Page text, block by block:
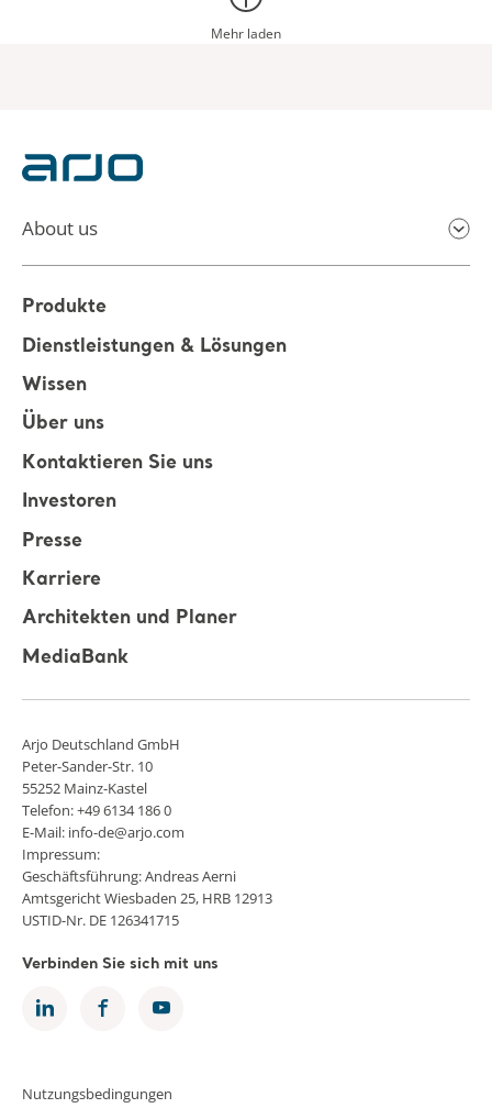
Mehr laden
About us
Produkte
Dienstleistungen & Lösungen
Wissen
Über uns
Kontaktieren Sie uns
Investoren
Presse
Karriere
Architekten und Planer
MediaBank
Arjo Deutschland GmbH
Peter-Sander-Str. 10
55252 Mainz-Kastel
Telefon: +49 6134 186 0
E-Mail: info-de@arjo.com
Impressum:
Geschäftsführung: Andreas Aerni
Amtsgericht Wiesbaden 25, HRB 12913
USTID-Nr. DE 126341715
Verbinden Sie sich mit uns
Nutzungsbedingungen